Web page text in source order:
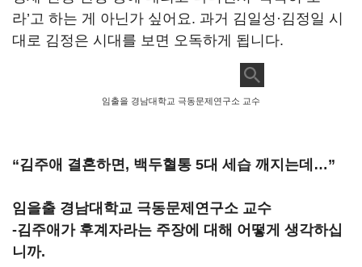
라’고 하는 게 아닌가 싶어요. 과거 김일성·김정일 시
대로 김정은 시대를 보면 오독하게 됩니다.
임출을 경남대학교 극동문제연구소 교수
“김주애 결혼하면, 백두혈통 5대 세습 깨지는데…”
임을출 경남대학교 극동문제연구소 교수
-김주애가 후계자라는 주장에 대해 어떻게 생각하십
니까.